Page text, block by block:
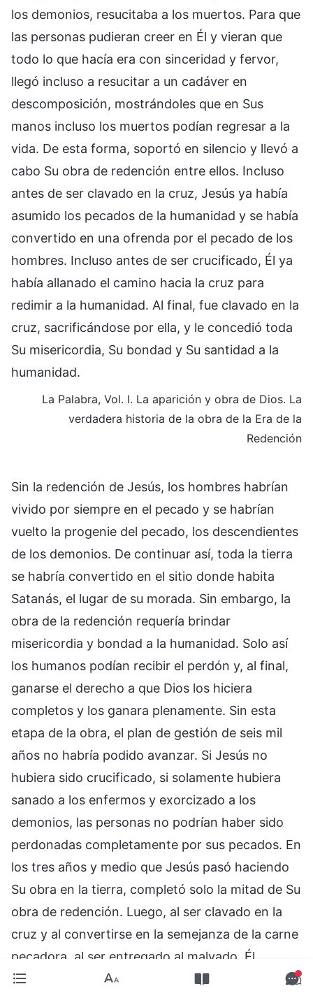
los demonios, resucitaba a los muertos. Para que
las personas pudieran creer en Él y vieran que
todo lo que hacía era con sinceridad y fervor,
llegó incluso a resucitar a un cadáver en
descomposición, mostrándoles que en Sus
manos incluso los muertos podían regresar a la
vida. De esta forma, soportó en silencio y llevó a
cabo Su obra de redención entre ellos. Incluso
antes de ser clavado en la cruz, Jesús ya había
asumido los pecados de la humanidad y se había
convertido en una ofrenda por el pecado de los
hombres. Incluso antes de ser crucificado, Él ya
había allanado el camino hacia la cruz para
redimir a la humanidad. Al final, fue clavado en la
cruz, sacrificándose por ella, y le concedió toda
Su misericordia, Su bondad y Su santidad a la
humanidad.
La Palabra, Vol. I. La aparición y obra de Dios. La
verdadera historia de la obra de la Era de la
Redención
Sin la redención de Jesús, los hombres habrían
vivido por siempre en el pecado y se habrían
vuelto la progenie del pecado, los descendientes
de los demonios. De continuar así, toda la tierra
se habría convertido en el sitio donde habita
Satanás, el lugar de su morada. Sin embargo, la
obra de la redención requería brindar
misericordia y bondad a la humanidad. Solo así
los humanos podían recibir el perdón y, al final,
ganarse el derecho a que Dios los hiciera
completos y los ganara plenamente. Sin esta
etapa de la obra, el plan de gestión de seis mil
años no habría podido avanzar. Si Jesús no
hubiera sido crucificado, si solamente hubiera
sanado a los enfermos y exorcizado a los
demonios, las personas no podrían haber sido
perdonadas completamente por sus pecados. En
los tres años y medio que Jesús pasó haciendo
Su obra en la tierra, completó solo la mitad de Su
obra de redención. Luego, al ser clavado en la
cruz y al convertirse en la semejanza de la carne
pecadora, al ser entregado al malvado, Él
completó la obra de la crucifixión y dominó el